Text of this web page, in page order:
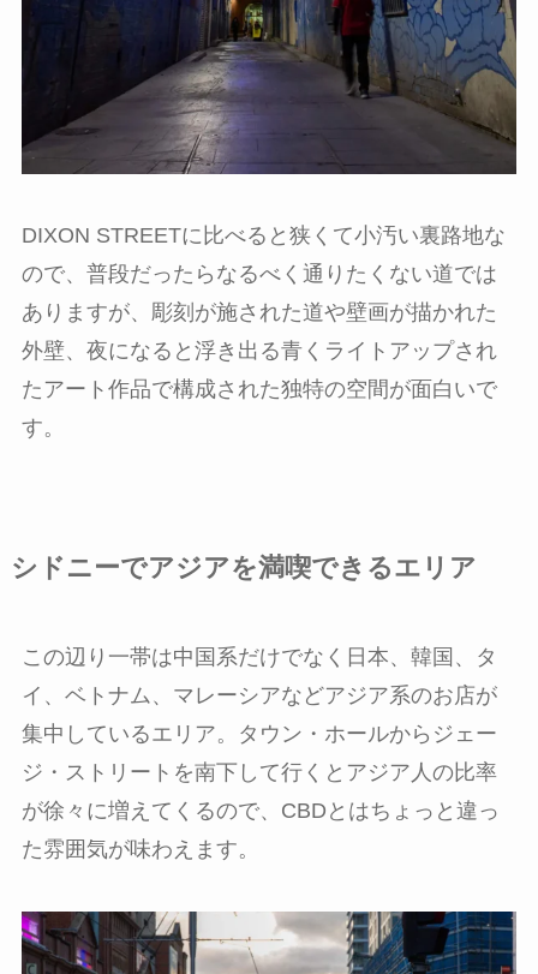
DIXON STREETに比べると狭くて小汚い裏路地な
ので、普段だったらなるべく通りたくない道では
ありますが、彫刻が施された道や壁画が描かれた
外壁、夜になると浮き出る青くライトアップされ
たアート作品で構成された独特の空間が面白いで
す。
シドニーでアジアを満喫できるエリア
この辺り一帯は中国系だけでなく日本、韓国、タ
イ、ベトナム、マレーシアなどアジア系のお店が
集中しているエリア。タウン・ホールからジェー
ジ・ストリートを南下して行くとアジア人の比率
が徐々に増えてくるので、CBDとはちょっと違っ
た雰囲気が味わえます。